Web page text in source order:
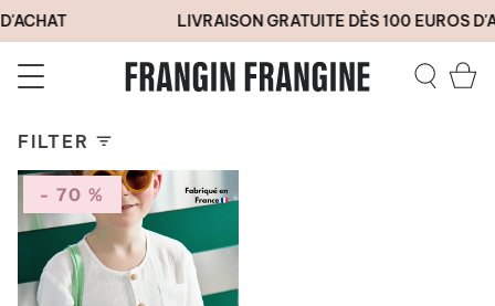
to
LIVRAISON GRATUITE DÈS 100 EUROS
Search
FILTER
- 70 %